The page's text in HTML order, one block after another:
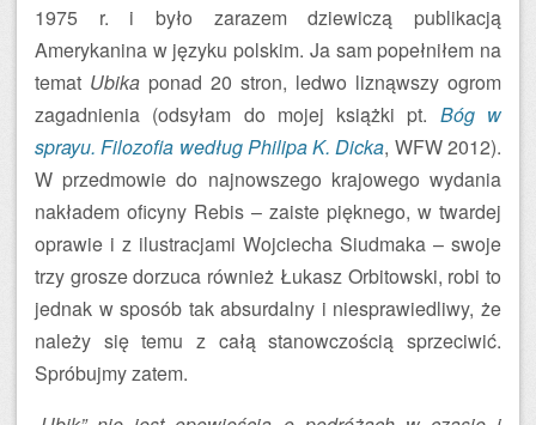
1975 r. i było zarazem dziewiczą publikacją
Amerykanina w języku polskim. Ja sam popełniłem na
temat Ubika ponad 20 stron, ledwo liznąwszy ogrom
zagadnienia (odsyłam do mojej książki pt. Bóg w
sprayu. Filozofia według Philipa K. Dicka, WFW 2012).
W przedmowie do najnowszego krajowego wydania
nakładem oficyny Rebis – zaiste pięknego, w twardej
oprawie i z ilustracjami Wojciecha Siudmaka – swoje
trzy grosze dorzuca również Łukasz Orbitowski, robi to
jednak w sposób tak absurdalny i niesprawiedliwy, że
należy się temu z całą stanowczością sprzeciwić.
Spróbujmy zatem.